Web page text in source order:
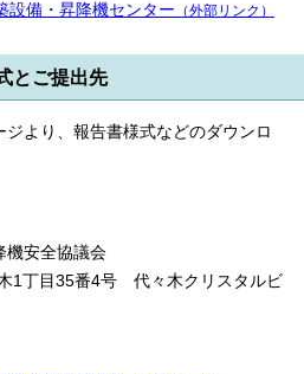
備・昇降機センター （外部リンク）
とご提出先
より、報告書様式などのダウンロ
安全協議会
丁目35番4号 代々木クリスタルビ